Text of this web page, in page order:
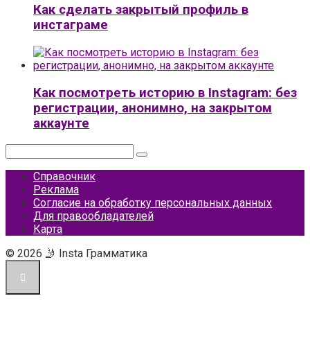
Как сделать закрытый профиль в
инстаграме
Как посмотреть историю в Instagram: без
регистрации, анонимно, на закрытом
аккаунте
Справочник
Реклама
Согласие на обработку персональных данных
Для правообладателей
Карта
© 2026 🤳 Insta Грамматика